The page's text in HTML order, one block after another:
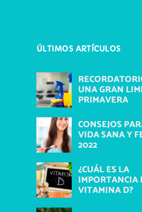
ÚLTIMOS ARTÍCULOS
UNA GRAN
PRIMAVERA
CONSEJOS
VIDA SANA Y
2022
¿CUÁL ES LA
IMPORTANCIA
VITAMINA D?